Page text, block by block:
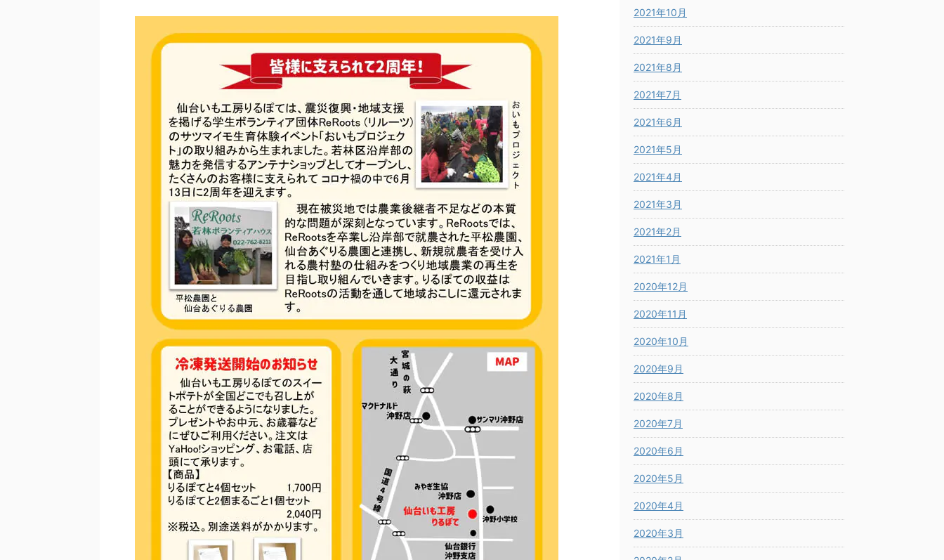
2021年10月
2021年9月
2021年8月
2021年7月
2021年6月
2021年5月
2021年4月
2021年3月
2021年2月
2021年1月
2020年12月
2020年11月
2020年10月
2020年9月
2020年8月
2020年7月
2020年6月
2020年5月
2020年4月
2020年3月